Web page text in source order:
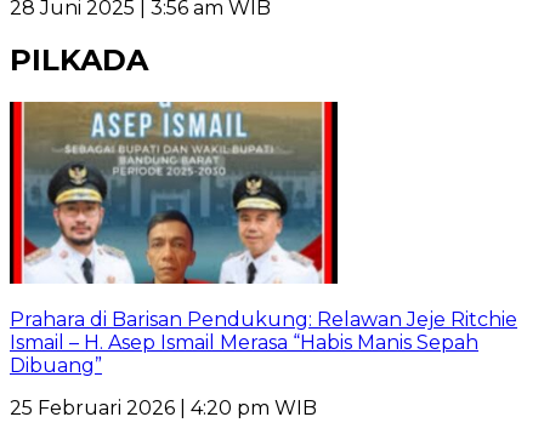
28 Juni 2025 | 3:56 am WIB
PILKADA
Prahara di Barisan Pendukung: Relawan Jeje Ritchie
Ismail – H. Asep Ismail Merasa “Habis Manis Sepah
Dibuang”
25 Februari 2026 | 4:20 pm WIB